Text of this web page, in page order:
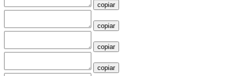
copiar
copiar
copiar
copiar